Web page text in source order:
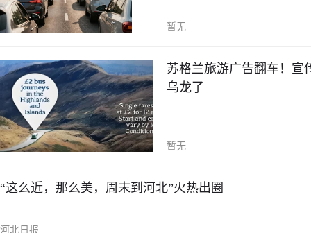
暂无
苏格兰旅游广告翻车！宣
乌龙了
暂无
“这么近，那么美，周末到河北”火热出圈
河北日报